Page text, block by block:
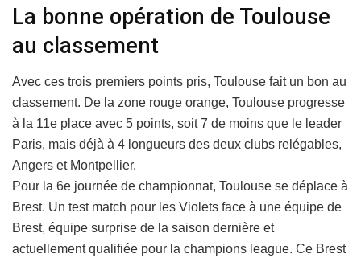
La bonne opération de Toulouse
au classement
Avec ces trois premiers points pris, Toulouse fait un bon au
classement. De la zone rouge orange, Toulouse progresse
à la 11e place avec 5 points, soit 7 de moins que le leader
Paris, mais déjà à 4 longueurs des deux clubs relégables,
Angers et Montpellier.
Pour la 6e journée de championnat, Toulouse se déplace à
Brest. Un test match pour les Violets face à une équipe de
Brest, équipe surprise de la saison dernière et
actuellement qualifiée pour la champions league. Ce Brest